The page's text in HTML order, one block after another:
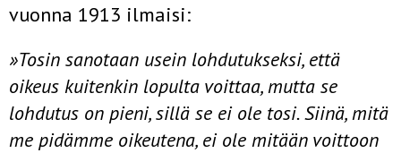
vuonna 1913 ilmaisi:
»Tosin sanotaan usein lohdutukseksi, että
oikeus kuitenkin lopulta voittaa, mutta se
lohdutus on pieni, sillä se ei ole tosi. Siinä, mitä
me pidämme oikeu­tena, ei ole mitään voittoon